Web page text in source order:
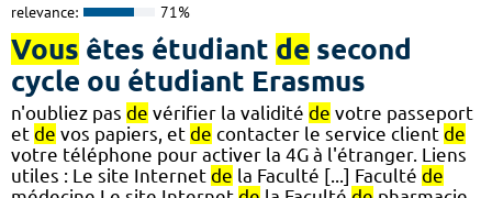
relevance: 71%
Vous êtes étudiant de second
cycle ou étudiant Erasmus
n'oubliez pas de vérifier la validité de votre passeport
et de vos papiers, et de contacter le service client de
votre téléphone pour activer la 4G à l'étranger. Liens
utiles : Le site Internet de la Faculté [...] Faculté de